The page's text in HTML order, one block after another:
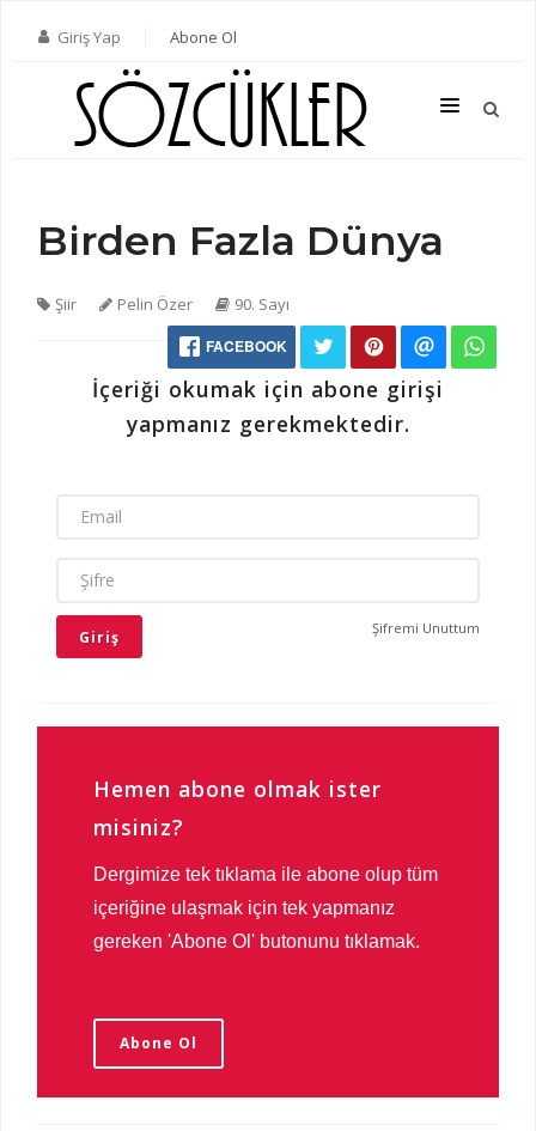
Giriş Yap Abone Ol
SON SAYI
İLETIŞIM
Birden Fazla Dünya
Şiir Pelin Özer
90. Sayı
FACEBOOK
İçeriği okumak için abone girişi
yapmanız gerekmektedir.
EMAIL
ŞIFRE
Şifremi Unuttum
Hemen abone olmak ister
misiniz?
Dergimize tek tıklama ile abone olup tüm
içeriğine ulaşmak için tek yapmanız
gereken 'Abone Ol' butonunu tıklamak.
Abone Ol